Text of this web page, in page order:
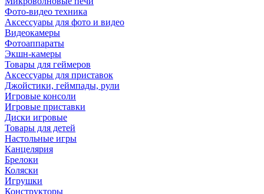
Фото-видео техника
Аксессуары для фото и видео
Видеокамеры
Фотоаппараты
Экшн-камеры
Товары для геймеров
Аксессуары для приставок
Джойстики, геймпады, рули
Игровые консоли
Игровые приставки
Диски игровые
Товары для детей
Настольные игры
Канцелярия
Брелоки
Коляски
Игрушки
Конструкторы